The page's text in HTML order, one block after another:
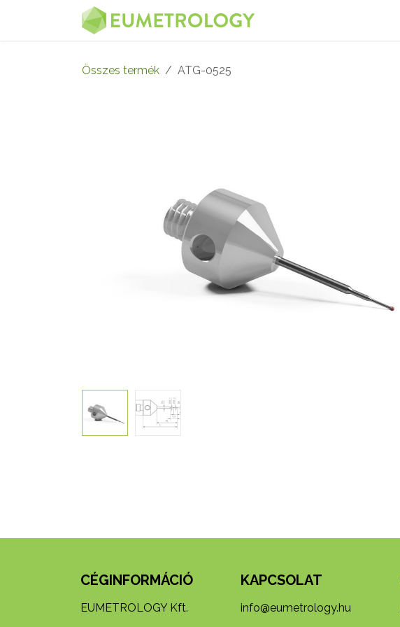
Kihagyás és továbblépés a tartalomhoz
Összes termék ATG-0525
CÉGINFORMÁCIÓ
EUMETROLOGY Kft.
KAPCSOLAT
info@eumetrology.hu